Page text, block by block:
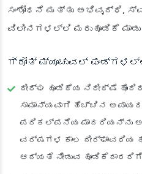
ಸಂಶೋಧನೆ ಮತ್ತು ಅಭಿವೃದ್ಧಿ,
ವಿಲೀನಗಳಲ್ಲಿ ಮರುಹೂಡಿಕೆ
ಗ್ರೋತ್ ಮ್ಯೂಚುವಲ್ ಫಂಡ್‌ಗಳಲ್ಲಿ
ದೀರ್ಘ ಹೂಡಿಕೆಯ ನಿರೀಕ್ಷೆ
ಸಾಮಾನ್ಯವಾಗಿ ಹೆಚ್ಚಿನ
ಪರಿಕಲ್ಪನೆಯ ಮಾದರಿಯನ್ನು
ವರ್ಷಗಳ ಕಾಲ ದೀರ್ಘಾವಧಿಯ
ಆದ್ಯತೆ ನೀಡುವ